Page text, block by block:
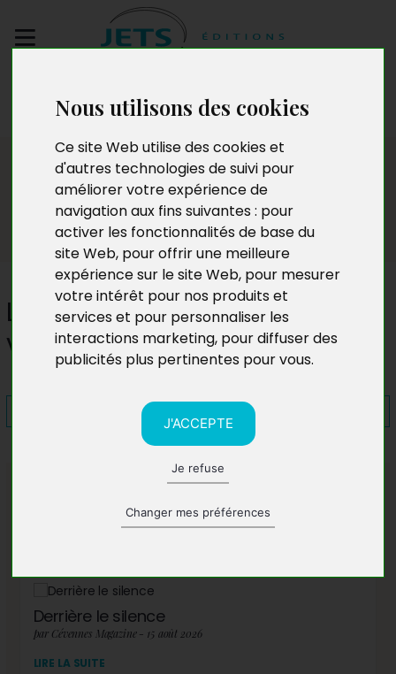
Nous utilisons des cookies
Ce site Web utilise des cookies et
d'autres technologies de suivi pour
améliorer votre expérience de
navigation aux fins suivantes : pour
activer les fonctionnalités de base du
site Web, pour offrir une meilleure
expérience sur le site Web, pour mesurer
votre intérêt pour nos produits et
services et pour personnaliser les
interactions marketing, pour diffuser des
publicités plus pertinentes pour vous.
J'ACCEPTE
Je refuse
Changer mes préférences
manuscrit
Presse
Les Maux de Domino. Domino
va chez le barbier
A lire également
Derrière le silence
par Cévennes Magazine - 15 août 2026
LIRE LA SUITE